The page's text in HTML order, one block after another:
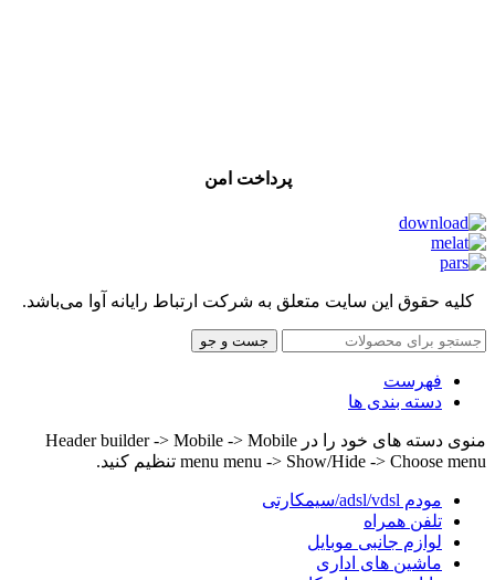
پرداخت امن
کلیه حقوق این سایت متعلق به شرکت ارتباط رایانه آوا می‌باشد.
جست و جو
فهرست
دسته بندی ها
منوی دسته های خود را در Header builder -> Mobile -> Mobile
menu menu -> Show/Hide -> Choose menu تنظیم کنید.
مودم adsl/vdsl/سیمکارتی
تلفن همراه
لوازم جانبی موبایل
ماشین های اداری